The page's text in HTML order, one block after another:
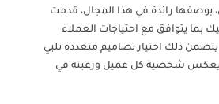
بوصفها رائدة في هذا المجال، قدمت
بما يتوافق مع احتياجات العملاء
ذلك اختيار تصاميم متعددة تلبي
يعكس شخصية كل عميل ورغبته في